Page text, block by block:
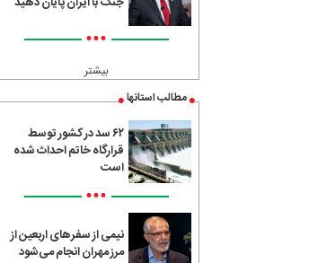
•••
بیشتر
مطالب استانها
۶۲ سد در کشور توسط
قرارگاه خاتم احداث شده
است
•••
نیمی از سفرهای اربعین از
مرز مهران انجام می‌شود